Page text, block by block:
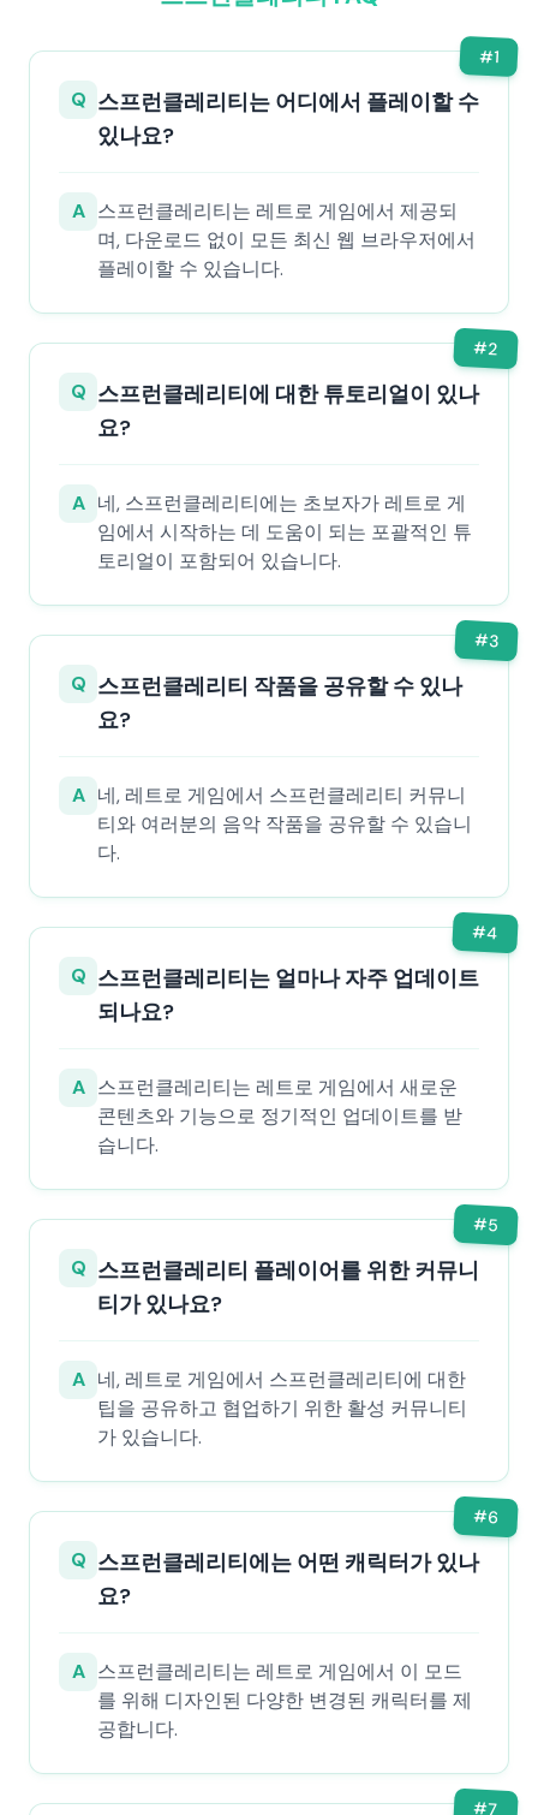
#1
Q 스프런클레리티는 어디에서 플레이할 수
있나요?
A 스프런클레리티는 레트로 게임에서 제공되
며, 다운로드 없이 모든 최신 웹 브라우저에서
플레이할 수 있습니다.
#2
Q 스프런클레리티에 대한 튜토리얼이 있나
요?
A 네, 스프런클레리티에는 초보자가 레트로 게
임에서 시작하는 데 도움이 되는 포괄적인 튜
토리얼이 포함되어 있습니다.
#3
Q 스프런클레리티 작품을 공유할 수 있나
요?
A 네, 레트로 게임에서 스프런클레리티 커뮤니
티와 여러분의 음악 작품을 공유할 수 있습니
다.
#4
Q 스프런클레리티는 얼마나 자주 업데이트
되나요?
A 스프런클레리티는 레트로 게임에서 새로운
콘텐츠와 기능으로 정기적인 업데이트를 받
습니다.
#5
Q 스프런클레리티 플레이어를 위한 커뮤니
티가 있나요?
A 네, 레트로 게임에서 스프런클레리티에 대한
팁을 공유하고 협업하기 위한 활성 커뮤니티
가 있습니다.
#6
Q 스프런클레리티에는 어떤 캐릭터가 있나
요?
A 스프런클레리티는 레트로 게임에서 이 모드
를 위해 디자인된 다양한 변경된 캐릭터를 제
공합니다.
#7